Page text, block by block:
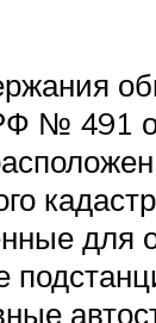
№ 491
для